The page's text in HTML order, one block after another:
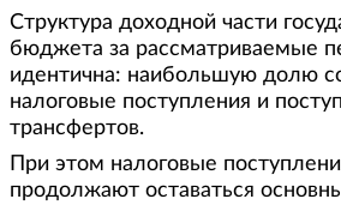
Структура доходной части
бюджета за рассматриваемые
идентична: наибольшую долю
налоговые поступления и
трансфертов.
При этом налоговые
продолжают оставаться